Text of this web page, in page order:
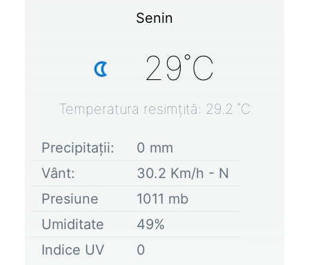
Senin
29˚C
Temperatura resimțită: 29.2 ˚C
Precipitații: 0 mm
Vânt:
30.2 Km/h - N
Presiune
1011 mb
Umiditate
49%
Indice UV
0